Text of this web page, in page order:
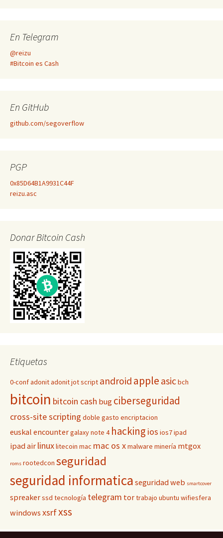
En Telegram
@reizu
#Bitcoin es Cash
En GitHub
github.com/segoverflow
PGP
0x85D64B1A9931C44F
reizu.asc
Donar Bitcoin Cash
Etiquetas
0-confadonitadonit jot script android apple asicbch
bitcoin bitcoin cash bug ciberseguridad
cross-site scripting doble gasto encriptacion
euskal encountergalaxy note 4 hacking ios ios7ipad
ipad air linuxlitecoin mac mac os xmalware minería mtgox
roms rootedcon seguridad
seguridad informatica seguridad web smartcover
spreakerssd tecnología telegram tortrabajo ubuntu wifiesfera
windows xsrfxss